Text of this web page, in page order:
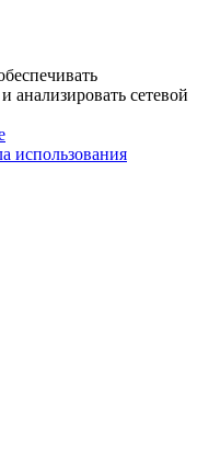
анализировать сетевой
использования